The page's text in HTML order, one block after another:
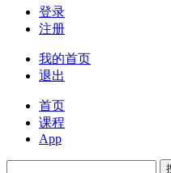
登录
注册
我的首页
退出
首页
课程
App